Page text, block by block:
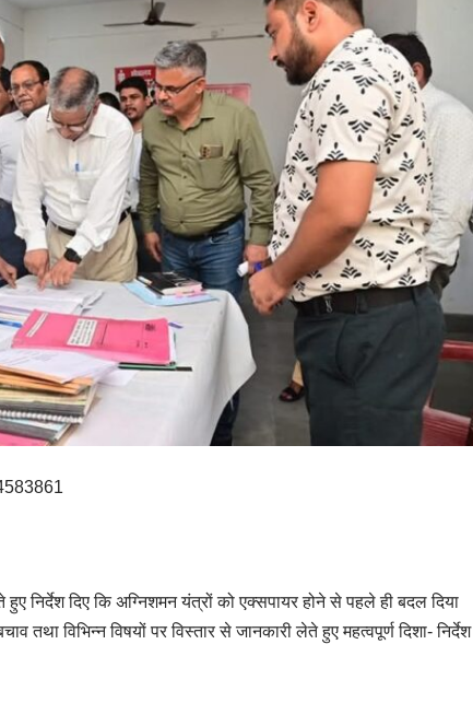
हुए निर्देश दिए कि अग्निशमन यंत्रों को एक्सपायर होने से पहले ही बदल दिया
तथा विभिन्न विषयों पर विस्तार से जानकारी लेते हुए महत्वपूर्ण दिशा- निर्देश